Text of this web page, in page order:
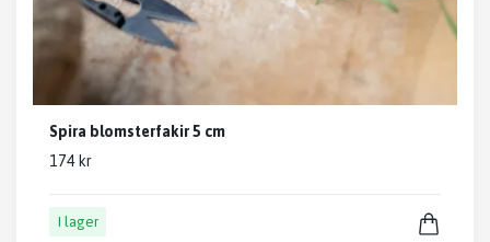
Spira blomsterfakir 5 cm
174 kr
I lager